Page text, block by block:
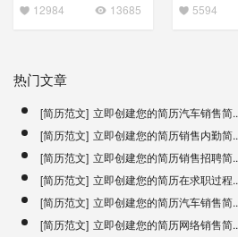
12984 13685 5594
热门文章
[简历范文] 立即创建您的简历汽车销售简..
[简历范文] 立即创建您的简历销售内勤简..
[简历范文] 立即创建您的简历销售招聘简..
[简历范文] 立即创建您的简历在求职过程..
[简历范文] 立即创建您的简历汽车销售简..
[简历范文] 立即创建您的简历网络销售简..